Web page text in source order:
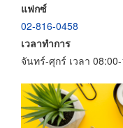
แฟกซ์
02-816-0458
เวลาทำการ
จันทร์-ศุกร์ เวลา